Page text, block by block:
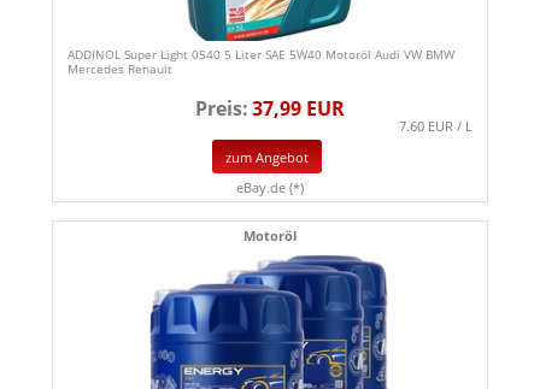
ADDINOL Super Light 0540 5 Liter SAE 5W40 Motoröl Audi VW BMW
Mercedes Renault
Preis:37,99 EUR
7.60 EUR / L
zum Angebot
eBay.de (*)
Motoröl